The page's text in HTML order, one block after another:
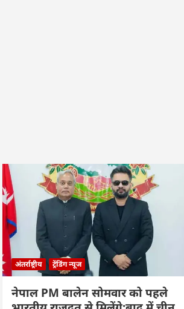
अंतर्राष्ट्रीय ट्रेंडिंग न्यूज
नेपाल PM बालेन सोमवार को पहले